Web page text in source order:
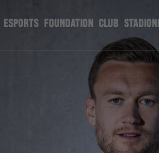
ESPORTS FOUNDATION CLUB